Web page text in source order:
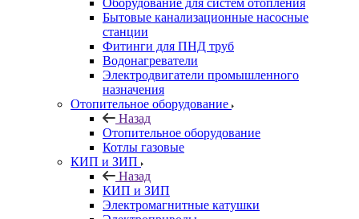
Оборудование для систем отопления
Бытовые канализационные насосные
станции
Фитинги для ПНД труб
Водонагреватели
Электродвигатели промышленного
назначения
Отопительное оборудование
Назад
Отопительное оборудование
Котлы газовые
КИП и ЗИП
Назад
КИП и ЗИП
Электромагнитные катушки